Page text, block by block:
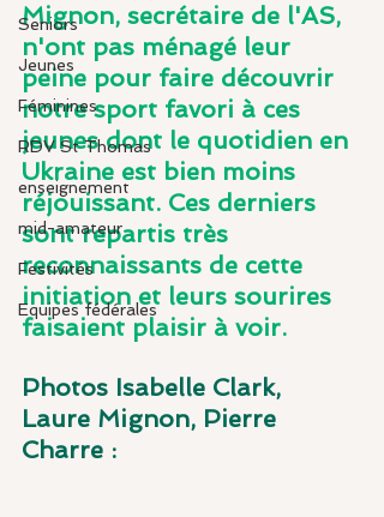
Seniors
Jeunes
Féminines
RDV St Thomas
enseignement
mid-amateur
Festivités
Equipes fédérales
Mignon, secrétaire de l'AS,
n'ont pas ménagé leur
peine pour faire découvrir
notre sport favori à ces
jeunes dont le quotidien en
Ukraine est bien moins
réjouissant. Ces derniers
sont repartis très
reconnaissants de cette
initiation et leurs sourires
faisaient plaisir à voir.
Photos Isabelle Clark,
Laure Mignon, Pierre
Charre :